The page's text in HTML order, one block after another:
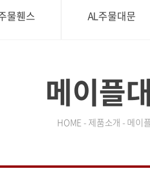
물휀스 AL주물대문
메이플
HOME - 제품소개 - 메이